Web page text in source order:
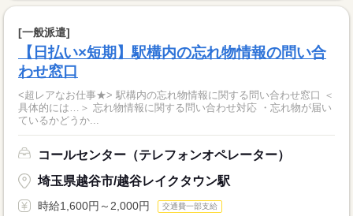
[一般派遣]
【日払い×短期】駅構内の忘れ物情報の問い合
わせ窓口
<超レアなお仕事★> 駅構内の忘れ物情報に関する問い合わせ窓口 ＜
具体的には…＞ 忘れ物情報に関する問い合わせ対応 ・忘れ物が届い
ているかどうか...
コールセンター（テレフォンオペレーター）
埼玉県越谷市/越谷レイクタウン駅
時給1,600円～2,000円 交通費一部支給